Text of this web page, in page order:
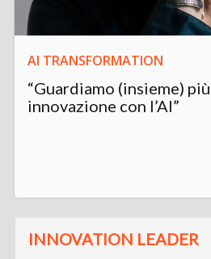
AI TRANSFORMATION
“Guardiamo (insieme)
innovazione con l’AI”
INNOVATION LEADER